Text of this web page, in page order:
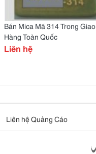
Bán Mica Mã 314 Trong Giao
Hàng Toàn Quốc
Liên hệ
Liên hệ Quảng Cáo